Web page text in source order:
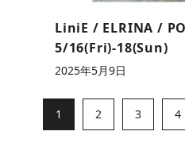
LiniE / ELRINA /
5/16(Fri)-18(Sun)
2025年5月9日
1 2 3 4